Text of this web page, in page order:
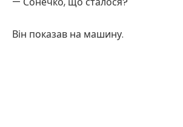
Він показав на машину.